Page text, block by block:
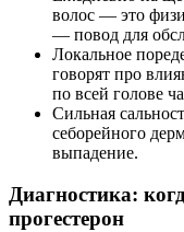
волос — это
— повод для
Локальное
говорят про
по всей голове
Сильная
себорейного
выпадение.
Диагностика:
прогестерон